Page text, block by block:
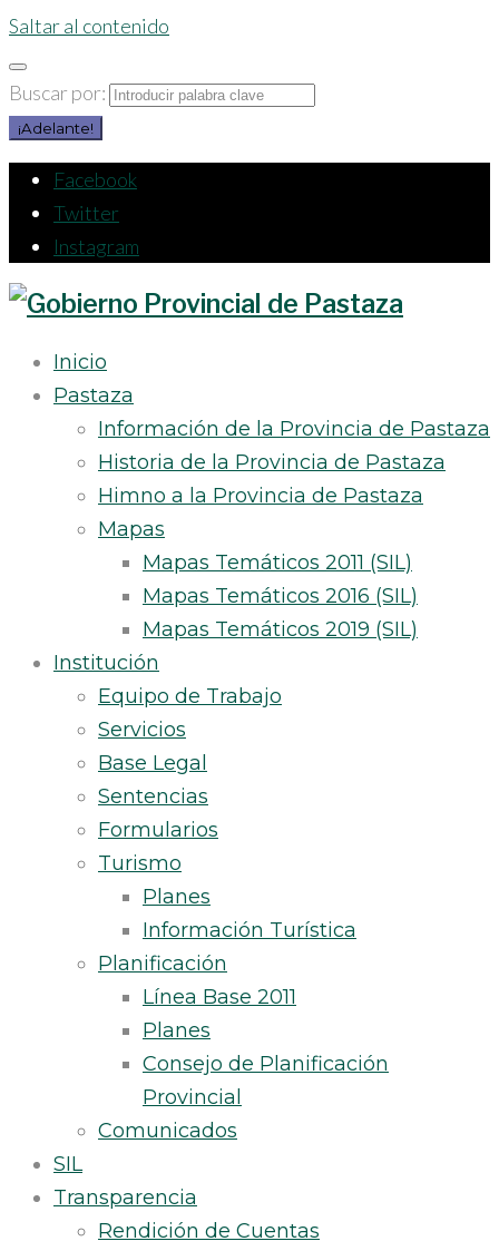
Saltar al contenido
Buscar por:
¡Adelante!
Facebook
Twitter
Instagram
Inicio
Pastaza
Información de la Provincia de Pastaza
Historia de la Provincia de Pastaza
Himno a la Provincia de Pastaza
Mapas
Mapas Temáticos 2011 (SIL)
Mapas Temáticos 2016 (SIL)
Mapas Temáticos 2019 (SIL)
Institución
Equipo de Trabajo
Servicios
Base Legal
Sentencias
Formularios
Turismo
Planes
Información Turística
Planificación
Línea Base 2011
Planes
Consejo de Planificación
Provincial
Comunicados
SIL
Transparencia
Rendición de Cuentas